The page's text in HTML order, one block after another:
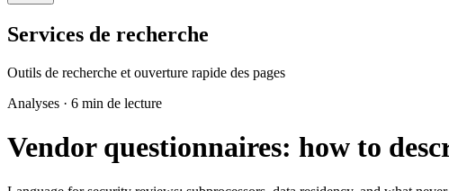
Services de recherche
Outils de recherche et ouverture rapide des pages
Analyses · 6 min de lecture
Vendor questionnaires: how to